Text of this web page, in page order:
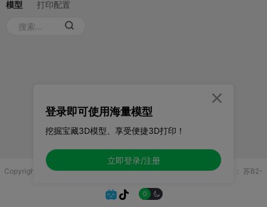
Copyright © 2025 无锡控博科技有限公司 版权所有增值电信业务许可证： 苏B2-
 
登录即可使用海量模型
挖掘宝藏3D模型、享受便捷3D打印！
立即登录/注册
